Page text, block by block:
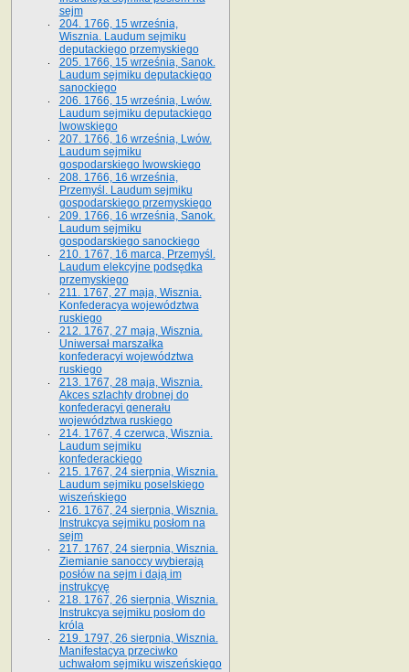
sejm
204. 1766, 15 września,
Wisznia. Laudum sejmiku
deputackiego przemyskiego
205. 1766, 15 września, Sanok.
Laudum sejmiku deputackiego
sanockiego
206. 1766, 15 września, Lwów.
Laudum sejmiku deputackiego
lwowskiego
207. 1766, 16 września, Lwów.
Laudum sejmiku
gospodarskiego lwowskiego
208. 1766, 16 września,
Przemyśl. Laudum sejmiku
gospodarskiego przemyskiego
209. 1766, 16 września, Sanok.
Laudum sejmiku
gospodarskiego sanockiego
210. 1767, 16 marca, Przemyśl.
Laudum elekcyjne podsędka
przemyskiego
211. 1767, 27 maja, Wisznia.
Konfederacya województwa
ruskiego
212. 1767, 27 maja, Wisznia.
Uniwersał marszałka
konfederacyi województwa
ruskiego
213. 1767, 28 maja, Wisznia.
Akces szlachty drobnej do
konfederacyi generału
województwa ruskiego
214. 1767, 4 czerwca, Wisznia.
Laudum sejmiku
konfederackiego
215. 1767, 24 sierpnia, Wisznia.
Laudum sejmiku poselskiego
wiszeńskiego
216. 1767, 24 sierpnia, Wisznia.
Instrukcya sejmiku posłom na
sejm
217. 1767, 24 sierpnia, Wisznia.
Ziemianie sanoccy wybierają
posłów na sejm i dają im
instrukcyę
218. 1767, 26 sierpnia, Wisznia.
Instrukcya sejmiku posłom do
króla
219. 1797, 26 sierpnia, Wisznia.
Manifestacya przeciwko
uchwałom sejmiku wiszeńskiego